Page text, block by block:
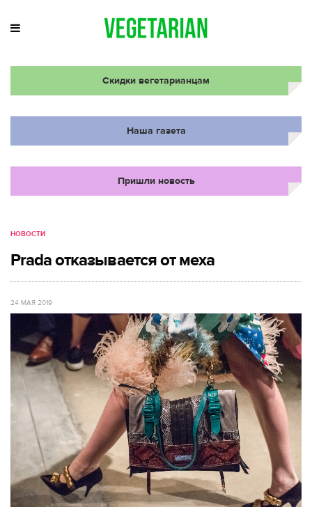
Скидки вегетарианцам
Наша газета
Пришли новость
НОВОСТИ
Prada отказывается от меха
24 МАЯ 2019